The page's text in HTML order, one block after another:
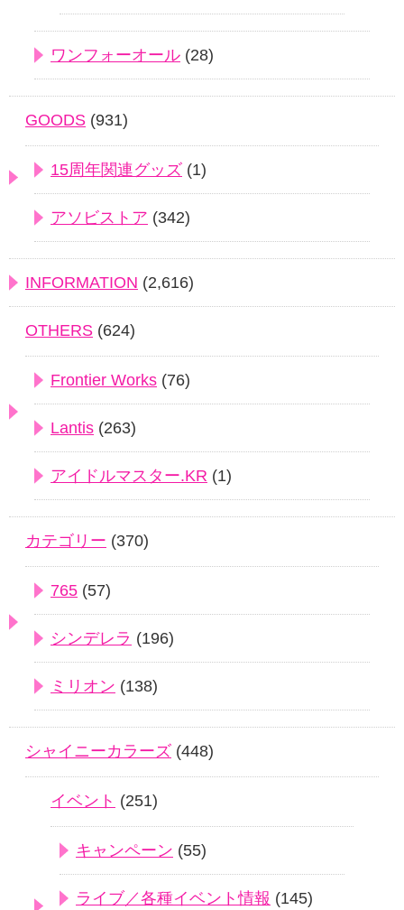
ワンフォーオール (28)
GOODS (931)
15周年関連グッズ (1)
アソビストア (342)
INFORMATION (2,616)
OTHERS (624)
Frontier Works (76)
Lantis (263)
アイドルマスター.KR (1)
カテゴリー (370)
765 (57)
シンデレラ (196)
ミリオン (138)
シャイニーカラーズ (448)
イベント (251)
キャンペーン (55)
ライブ／各種イベント情報 (145)